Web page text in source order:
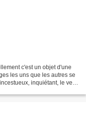
c'est un objet d'une
les uns que les autres se
inquiétant, le vert,